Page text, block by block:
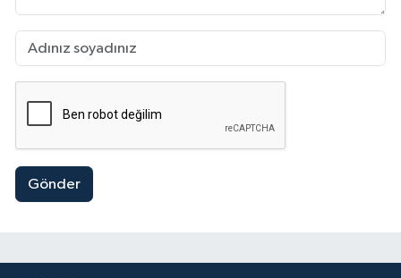
Gönder